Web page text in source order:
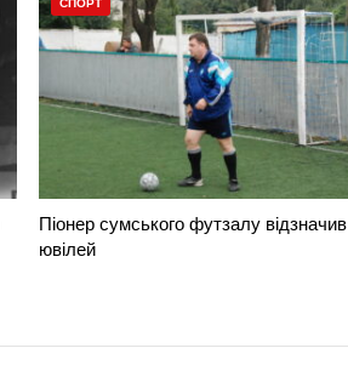
СПОРТ
Піонер сумського футзалу відзначив
ювілей